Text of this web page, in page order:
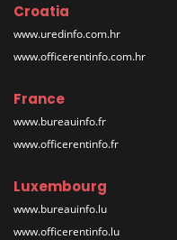
Croatia
www.uredinfo.com.hr
www.officerentinfo.com.hr
France
www.bureauinfo.fr
www.officerentinfo.fr
Luxembourg
www.bureauinfo.lu
www.officerentinfo.lu